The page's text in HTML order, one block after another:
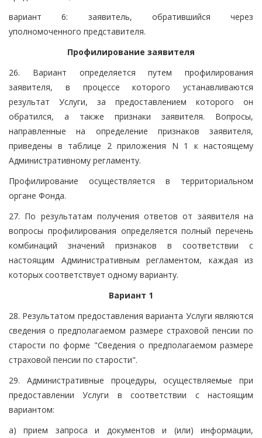
вариант 6: заявитель, обратившийся через
уполномоченного представителя.
Профилирование заявителя
26. Вариант определяется путем профилирования
заявителя, в процессе которого устанавливаются
результат Услуги, за предоставлением которого он
обратился, а также признаки заявителя. Вопросы,
направленные на определение признаков заявителя,
приведены в таблице 2 приложения N 1 к настоящему
Административному регламенту.
Профилирование осуществляется в территориальном
органе Фонда.
27. По результатам получения ответов от заявителя на
вопросы профилирования определяется полный перечень
комбинаций значений признаков в соответствии с
настоящим Административным регламентом, каждая из
которых соответствует одному варианту.
Вариант 1
28. Результатом предоставления варианта Услуги являются
сведения о предполагаемом размере страховой пенсии по
старости по форме "Сведения о предполагаемом размере
страховой пенсии по старости".
29. Административные процедуры, осуществляемые при
предоставлении Услуги в соответствии с настоящим
вариантом:
а) прием запроса и документов и (или) информации,